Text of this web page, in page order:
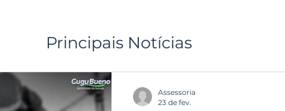
Principais Notícias
Assessoria
23 de fev.